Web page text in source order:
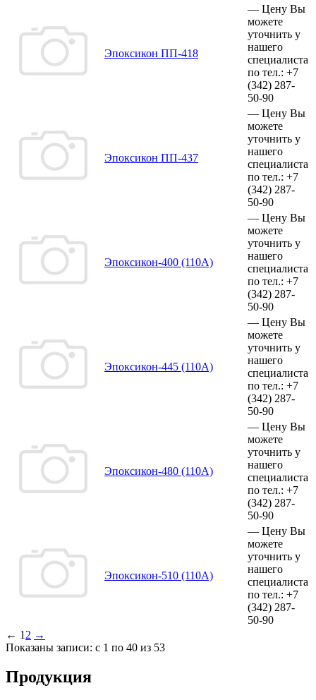
Эпоксикон ПП-418
— Цену Вы
можете
уточнить у
нашего
специалиста
по тел.: +7
(342) 287-
50-90
Эпоксикон ПП-437
— Цену Вы
можете
уточнить у
нашего
специалиста
по тел.: +7
(342) 287-
50-90
Эпоксикон-400 (110А)
— Цену Вы
можете
уточнить у
нашего
специалиста
по тел.: +7
(342) 287-
50-90
Эпоксикон-445 (110А)
— Цену Вы
можете
уточнить у
нашего
специалиста
по тел.: +7
(342) 287-
50-90
Эпоксикон-480 (110А)
— Цену Вы
можете
уточнить у
нашего
специалиста
по тел.: +7
(342) 287-
50-90
Эпоксикон-510 (110А)
— Цену Вы
можете
уточнить у
нашего
специалиста
по тел.: +7
(342) 287-
50-90
← 1 2 →
Показаны записи: с 1 по 40 из 53
Продукция